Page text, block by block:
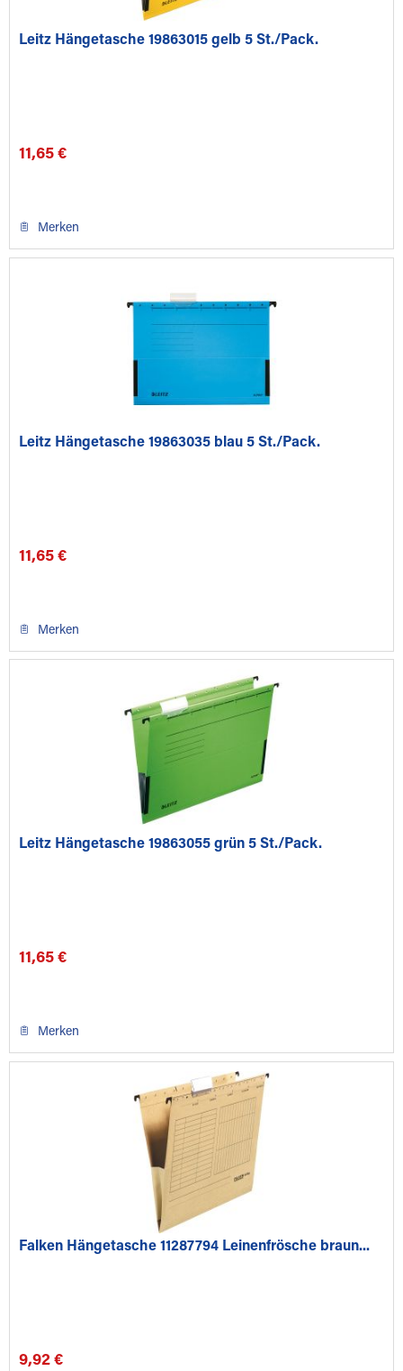
Leitz Hängetasche 19863015 gelb 5 St./Pack.
11,65 €
Merken
Leitz Hängetasche 19863035 blau 5 St./Pack.
11,65 €
Merken
Leitz Hängetasche 19863055 grün 5 St./Pack.
11,65 €
Merken
Falken Hängetasche 11287794 Leinenfrösche braun...
9,92 €